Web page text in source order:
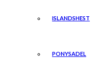
ISLANDSHEST
PONYSADEL